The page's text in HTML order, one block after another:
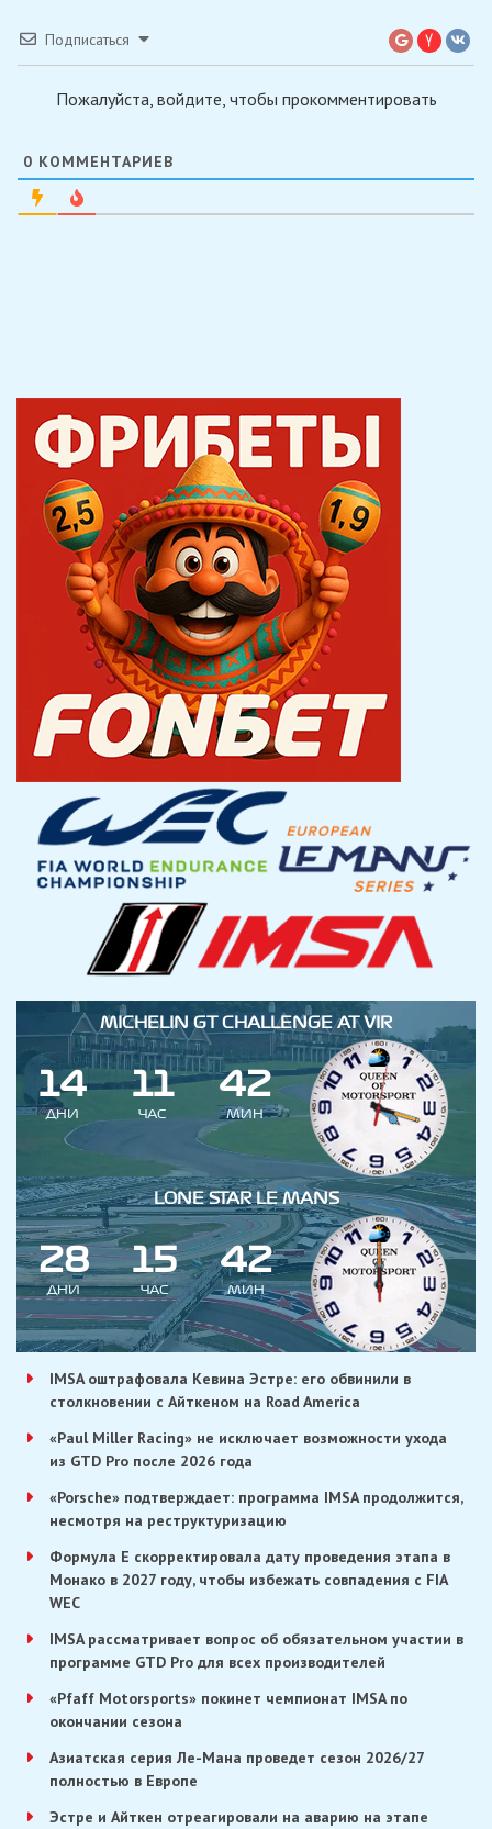
Подписаться
Пожалуйста, войдите, чтобы прокомментировать
0 КОММЕНТАРИЕВ
MICHELIN GT CHALLENGE AT VIR
14
ДНИ
11
ЧАС
42
МИН
LONE STAR LE MANS
28
ДНИ
15
ЧАС
42
МИН
IMSA оштрафовала Кевина Эстре: его обвинили в
столкновении с Айткеном на Road America
«Paul Miller Racing» не исключает возможности ухода
из GTD Pro после 2026 года
«Porsche» подтверждает: программа IMSA продолжится,
несмотря на реструктуризацию
Формула E скорректировала дату проведения этапа в
Монако в 2027 году, чтобы избежать совпадения с FIA
WEC
IMSA рассматривает вопрос об обязательном участии в
программе GTD Pro для всех производителей
«Pfaff Motorsports» покинет чемпионат IMSA по
окончании сезона
Азиатская серия Ле-Мана проведет сезон 2026/27
полностью в Европе
Эстре и Айткен отреагировали на аварию на этапе